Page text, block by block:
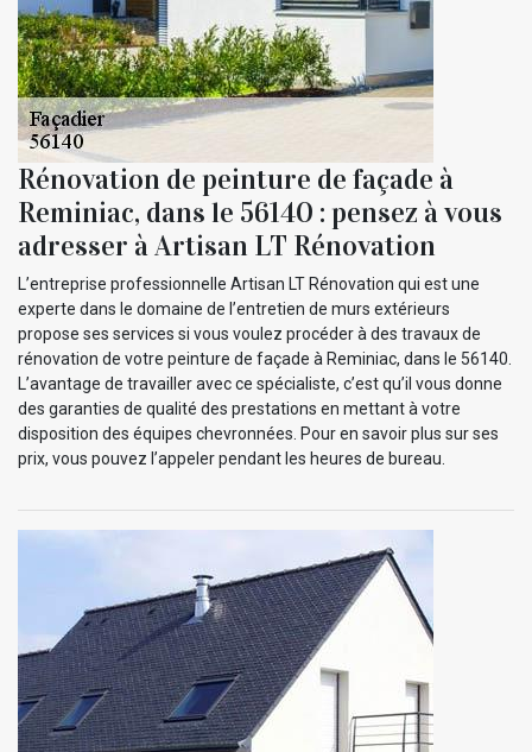
Rénovation de peinture de façade à
Reminiac, dans le 56140 : pensez à vous
adresser à Artisan LT Rénovation
L’entreprise professionnelle Artisan LT Rénovation qui est une
experte dans le domaine de l’entretien de murs extérieurs
propose ses services si vous voulez procéder à des travaux de
rénovation de votre peinture de façade à Reminiac, dans le 56140.
L’avantage de travailler avec ce spécialiste, c’est qu’il vous donne
des garanties de qualité des prestations en mettant à votre
disposition des équipes chevronnées. Pour en savoir plus sur ses
prix, vous pouvez l’appeler pendant les heures de bureau.